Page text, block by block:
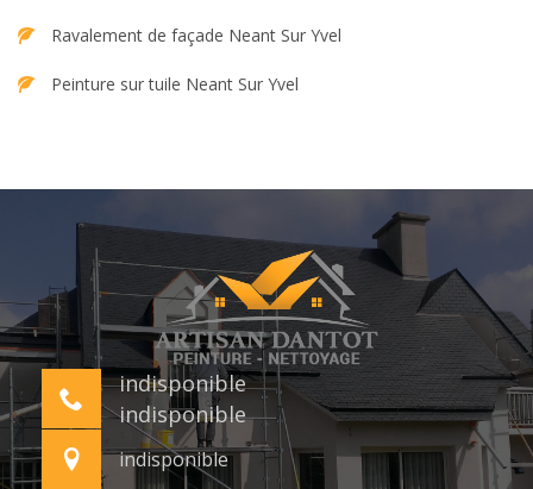
Ravalement de façade Neant Sur Yvel
Peinture sur tuile Neant Sur Yvel
indisponible
indisponible
indisponible